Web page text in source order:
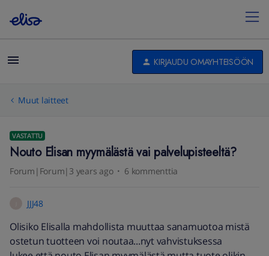
KIRJAUDU OMAYHTEISÖÖN
Muut laitteet
VASTATTU
Nouto Elisan myymälästä vai palvelupisteeltä?
Forum|Forum|3 years ago 6 kommenttia
JJJ48
Olisiko Elisalla mahdollista muuttaa sanamuotoa mistä
ostetun tuotteen voi noutaa...nyt vahvistuksessa